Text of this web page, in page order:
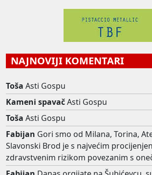
NAJNOVIJI KOMENTARI
Toša Asti Gospu
Kameni spavačAsti Gospu
Toša Asti Gospu
Fabijan Gori smo od Milana, Torina,
Slavonski Brod je s najvećim
zdravstvenim rizikom povezanim s